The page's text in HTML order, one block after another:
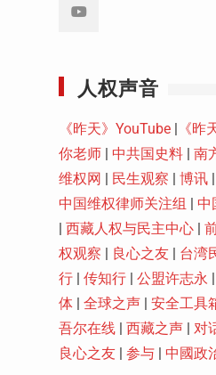
人权声音
《昨天》YouTube | 《昨
你老师 | 中共国史料 | 南
维权网 | 民生观察 | 博讯 |
中国维权律师关注组 | 中
| 西藏人权与民主中心 |
权观察 | 良心之友 | 台湾
行 | 传知行 | 公盟许志永 |
体 | 全球之声 | 安全工具
吾尔在线 | 西藏之声 | 对
良心之友 | 参与 | 中國政